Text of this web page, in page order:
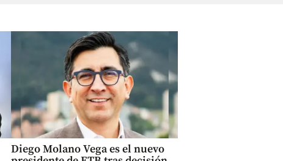
Diego Molano Vega es el nuevo